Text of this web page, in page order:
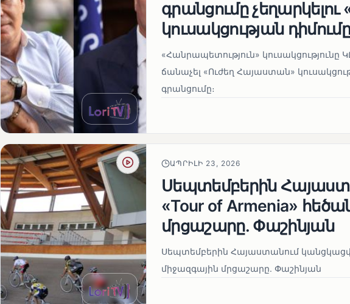
գրանցումը
կուսակցության
«Հանրապետություն» կուսակցությունը
ճանաչել «Ուժեղ Հայաստան»
գրանցումը։
ԱՊՐԻԼԻ 23, 2026
Սեպտեմբերին
«Tour of Armenia»
մրցաշարը. Փաշինյան
Սեպտեմբերին Հայաստանում
միջազգային մրցաշարը. Փաշինյան